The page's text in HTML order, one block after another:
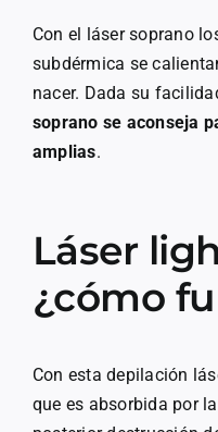
Con el láser soprano
subdérmica se
nacer. Dada su
soprano se aconseja
amplias.
Láser
¿cómo
Con esta depilación
que es absorbida por